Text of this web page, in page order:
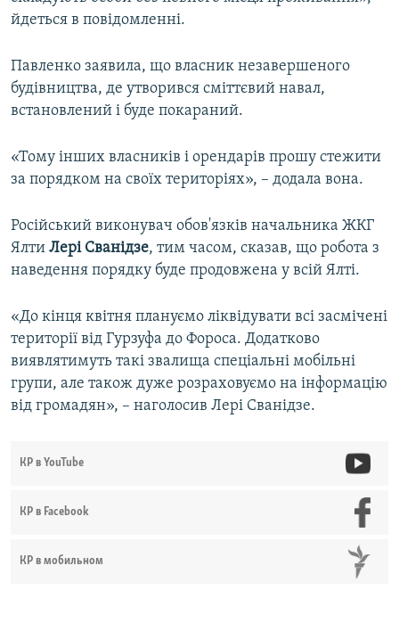
йдеться в повідомленні.
Павленко заявила, що власник незавершеного
будівництва, де утворився сміттєвий навал,
встановлений і буде покараний.
«Тому інших власників і орендарів прошу стежити
за порядком на своїх територіях», – додала вона.
Російський виконувач обов'язків начальника ЖКГ
Ялти Лері Сванідзе, тим часом, сказав, що робота з
наведення порядку буде продовжена у всій Ялті.
«До кінця квітня плануємо ліквідувати всі засмічені
території від Гурзуфа до Фороса. Додатково
виявлятимуть такі звалища спеціальні мобільні
групи, але також дуже розраховуємо на інформацію
від громадян», – наголосив Лері Сванідзе.
КР в YouTube
КР в Facebook
КР в мобильном